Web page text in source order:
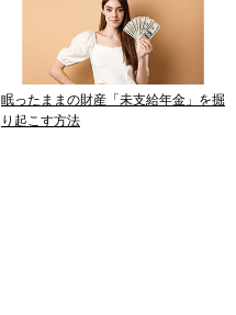
眠ったままの財産「未支給年金」を掘
り起こす方法